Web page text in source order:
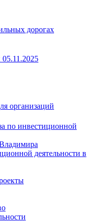
дорогах
организаций
по инвестиционной
деятельности в